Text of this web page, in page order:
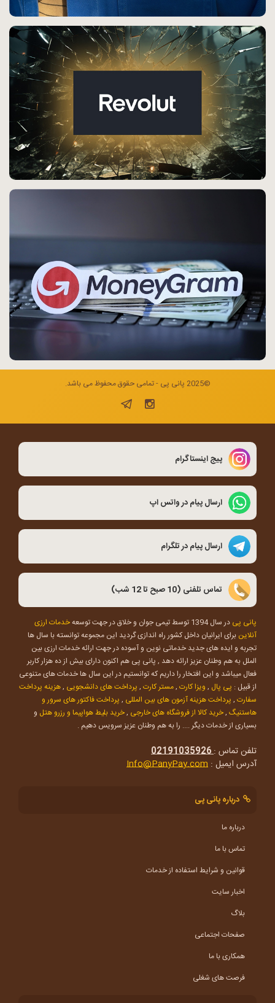
©2025 پانی پی - تمامی حقوق محفوظ می باشد.
پیج اینستاگرام
ارسال پیام در واتس اپ
ارسال پیام در تلگرام
تماس تلفنی (10 صبح تا 12 شب)
پانی پی در سال 1394 توسط تیمی جوان و خلاق در جهت توسعه
خدمات ارزی
آنلاین برای ایرانیان داخل کشور راه اندازی گردید این مجموعه توانسته با سال ها
تجربه و ایده های جدید خدماتی نوین و آسوده در جهت ارائه خدمات ارزی بین
الملل به هم وطنان عزیز ارائه دهد , پانی پی هم اکنون دارای بیش از ده هزار کاربر
فعال میباشد و این افتخار را داریم که توانستیم در این سال ها خدمات های متنوعی
از قبیل : پی پال , ویزا کارت ,مستر کارت , پرداخت های دانشجویی ,هزینه پرداخت
سفارت , پرداخت هزینه آزمون های بین المللی , پرداخت فاکتور های سرور و
هاستنیگ ,خرید کالا از فروشگاه های خارجی ,خرید بلیط هواپیما و رزرو هتل و
بسیاری از خدمات دیگر .... را به هم وطنان عزیز سرویس دهیم .
تلفن تماس :02191035926
آدرس ایمیل : Info@PanyPay.com
درباره پانی پی
درباره ما
تماس با ما
قوانین و شرایط استفاده از خدمات
اخبار سایت
بلاگ
صفحات اجتماعی
همکاری با ما
فرصت های شغلی